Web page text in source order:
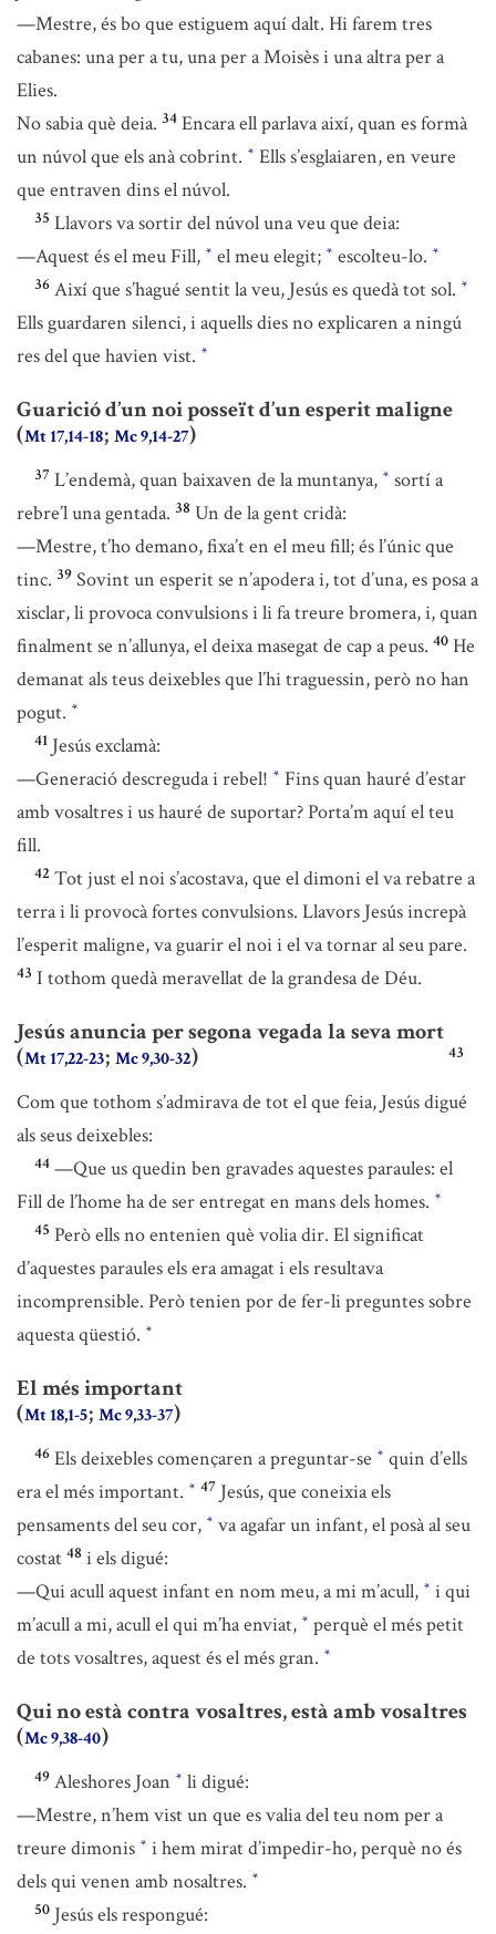
—Mestre, és bo que estiguem aquí dalt. Hi farem tres
cabanes: una per a tu, una per a Moisès i una altra per a
Elies.
No sabia què deia. 34 Encara ell parlava així, quan es formà
un núvol que els anà cobrint. * Ells s’esglaiaren, en veure
que entraven dins el núvol.
35 Llavors va sortir del núvol una veu que deia:
—Aquest és el meu Fill, * el meu elegit; * escolteu-lo. *
36 Així que s’hagué sentit la veu, Jesús es quedà tot sol. *
Ells guardaren silenci, i aquells dies no explicaren a ningú
res del que havien vist. *
Guarició d’un noi posseït d’un esperit maligne
(Mt 17,14-18; Mc 9,14-27)
37 L’endemà, quan baixaven de la muntanya, * sortí a
rebre’l una gentada. 38 Un de la gent cridà:
—Mestre, t’ho demano, fixa’t en el meu fill; és l’únic que
tinc. 39 Sovint un esperit se n’apodera i, tot d’una, es posa a
xisclar, li provoca convulsions i li fa treure bromera, i, quan
finalment se n’allunya, el deixa masegat de cap a peus. 40 He
demanat als teus deixebles que l’hi traguessin, però no han
pogut. *
41 Jesús exclamà:
—Generació descreguda i rebel! * Fins quan hauré d’estar
amb vosaltres i us hauré de suportar? Porta’m aquí el teu
fill.
42 Tot just el noi s’acostava, que el dimoni el va rebatre a
terra i li provocà fortes convulsions. Llavors Jesús increpà
l’esperit maligne, va guarir el noi i el va tornar al seu pare.
43 I tothom quedà meravellat de la grandesa de Déu.
Jesús anuncia per segona vegada la seva mort
(Mt 17,22-23; Mc 9,30-32) 43
Com que tothom s’admirava de tot el que feia, Jesús digué
als seus deixebles:
44 —Que us quedin ben gravades aquestes paraules: el
Fill de l’home ha de ser entregat en mans dels homes. *
45 Però ells no entenien què volia dir. El significat
d’aquestes paraules els era amagat i els resultava
incomprensible. Però tenien por de fer-li preguntes sobre
aquesta qüestió. *
El més important
(Mt 18,1-5; Mc 9,33-37)
46 Els deixebles començaren a preguntar-se * quin d’ells
era el més important. * 47 Jesús, que coneixia els
pensaments del seu cor, * va agafar un infant, el posà al seu
costat 48 i els digué:
—Qui acull aquest infant en nom meu, a mi m’acull, * i qui
m’acull a mi, acull el qui m’ha enviat, * perquè el més petit
de tots vosaltres, aquest és el més gran. *
Qui no està contra vosaltres, està amb vosaltres
(Mc 9,38-40)
49 Aleshores Joan * li digué:
—Mestre, n’hem vist un que es valia del teu nom per a
treure dimonis * i hem mirat d’impedir-ho, perquè no és
dels qui venen amb nosaltres. *
50 Jesús els respongué: